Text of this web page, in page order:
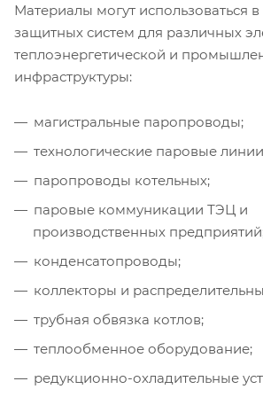
Материалы могут использоваться в
защитных систем для различных
теплоэнергетической и
инфраструктуры:
магистральные паропроводы;
технологические паровые
паропроводы котельных;
паровые коммуникации ТЭЦ и
производственных
конденсатопроводы;
коллекторы и
трубная обвязка котлов;
теплообменное оборудование;
редукционно-охладительные